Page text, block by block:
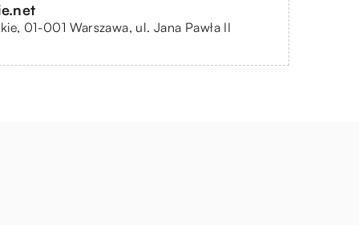
01-001 Warszawa, ul. Jana Pawła II